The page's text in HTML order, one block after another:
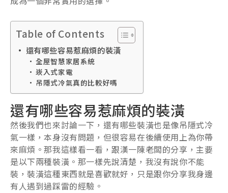
Table of Contents
還有哪些容易惹麻煩的裝潢
全屋智慧家居系統
崁入式家電
吊隱式冷氣真的比較好嗎
還有哪些容易惹麻煩的裝潢
然後我們也來討論一下，還有哪些裝潢也是像吊隱式冷
氣一樣，本身沒有問題，但很容易在後續使用上為你帶
來麻煩。那我這樣看一看，跟漢一陳老闆的分享，主要
是以下兩種裝潢。那一樣先說清楚，我沒有說你不能
裝，裝潢這種東西就是喜歡就好，只是跟你分享我身邊
有人遇到過踩雷的經驗。